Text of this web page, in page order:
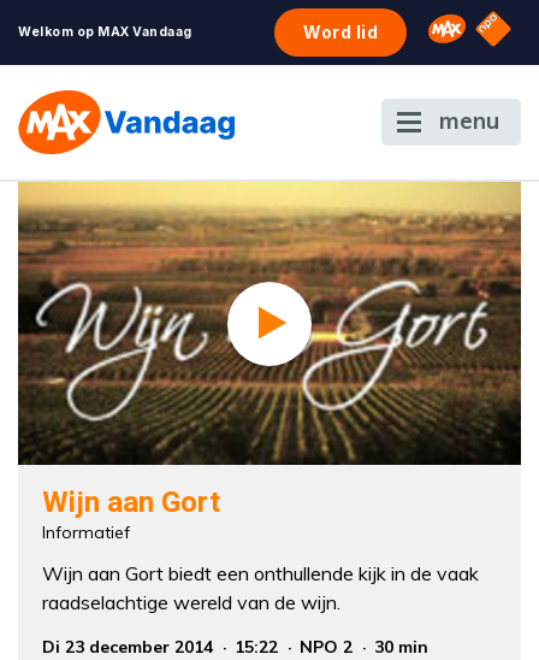
Welkom op MAX Vandaag Word lid Omroep
NPO
menu
Wijn aan Gort
Informatief
Wijn aan Gort biedt een onthullende kijk in de vaak
raadselachtige wereld van de wijn.
Di 23 december 2014 15:22 NPO 2 30 min